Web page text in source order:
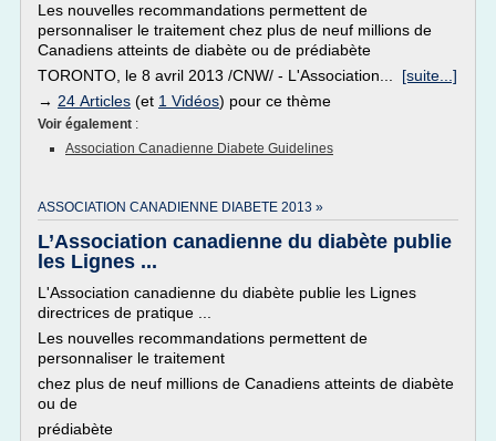
Les nouvelles recommandations permettent de
personnaliser le traitement chez plus de neuf millions de
Canadiens atteints de diabète ou de prédiabète
TORONTO, le 8 avril 2013 /CNW/ - L'Association... [suite...]
→ 24 Articles (et 1 Vidéos) pour ce thème
Voir également :
Association Canadienne Diabete Guidelines
ASSOCIATION CANADIENNE DIABETE 2013 »
L’Association canadienne du diabète publie
les Lignes ...
L'Association canadienne du diabète publie les Lignes
directrices de pratique ...
Les nouvelles recommandations permettent de
personnaliser le traitement
chez plus de neuf millions de Canadiens atteints de diabète
ou de
prédiabète